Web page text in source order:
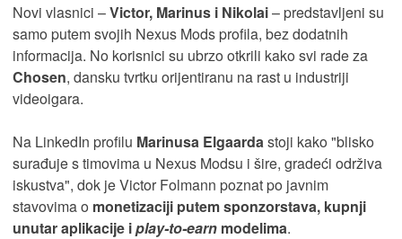
Novi vlasnici –Victor, Marinus i Nikolai– predstavljeni su
samo putem svojih Nexus Mods profila, bez dodatnih
informacija. No korisnici su ubrzo otkrili kako svi rade za
Chosen, dansku tvrtku orijentiranu na rast u industriji
videoigara.
Na LinkedIn profilu Marinusa Elgaardastoji kako "blisko
surađuje s timovima u Nexus Modsu i šire, gradeći održiva
iskustva", dok je Victor Folmann poznat po javnim
stavovima o monetizaciji putem sponzorstava, kupnji
unutar aplikacije iplay-to-earn modelima.